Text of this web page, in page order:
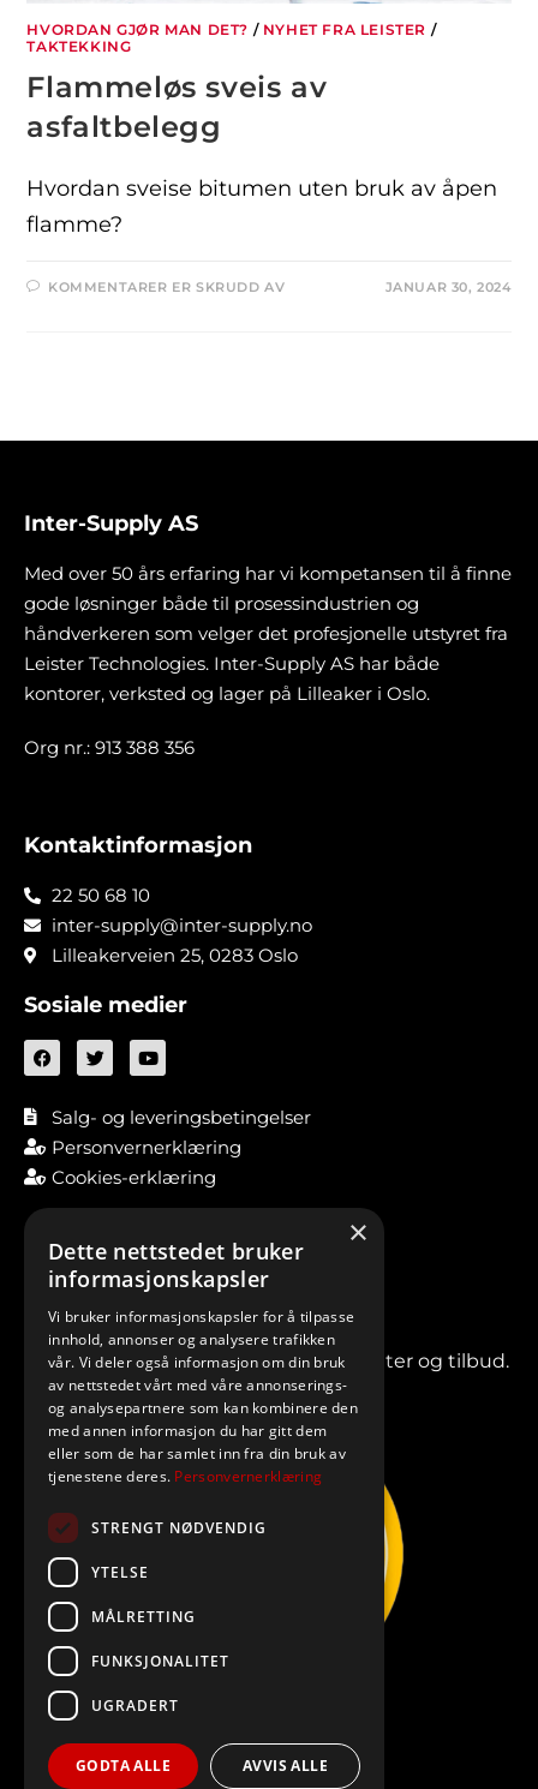
HVORDAN GJØR MAN DET? / NYHET FRA LEISTER /
TAKTEKKING
Flammeløs sveis av
asfaltbelegg
Hvordan sveise bitumen uten bruk av åpen
flamme?
KOMMENTARER ER SKRUDD AV JANUAR 30, 2024
Inter-Supply AS
Med over 50 års erfaring har vi kompetansen til å finne
gode løsninger både til prosessindustrien og
håndverkeren som velger det profesjonelle utstyret fra
Leister Technologies. Inter-Supply AS har både
kontorer, verksted og lager på Lilleaker i Oslo.
Org nr.: 913 388 356
Kontaktinformasjon
22 50 68 10
inter-supply@inter-supply.no
Lilleakerveien 25, 0283 Oslo
Sosiale medier
Salg- og leveringsbetingelser
Personvernerklæring
Cookies-erklæring
Meld deg på vårt nyhetsbrev for nyheter og tilbud.
×
Dette nettstedet bruker
informasjonskapsler
Vi bruker informasjonskapsler for å tilpasse
innhold, annonser og analysere trafikken
vår. Vi deler også informasjon om din bruk
av nettstedet vårt med våre annonserings-
og analysepartnere som kan kombinere den
med annen informasjon du har gitt dem
eller som de har samlet inn fra din bruk av
tjenestene deres. Personvernerklæring
STRENGT NØDVENDIG
YTELSE
MÅLRETTING
FUNKSJONALITET
UGRADERT
GODTA ALLE AVVIS ALLE